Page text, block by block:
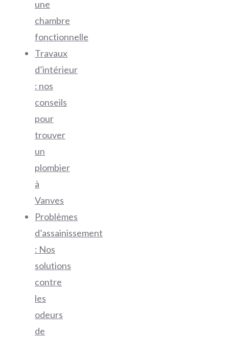
une
chambre
fonctionnelle
Travaux
d’intérieur
: nos
conseils
pour
trouver
un
plombier
à
Vanves
Problèmes
d’assainissement
: Nos
solutions
contre
les
odeurs
de